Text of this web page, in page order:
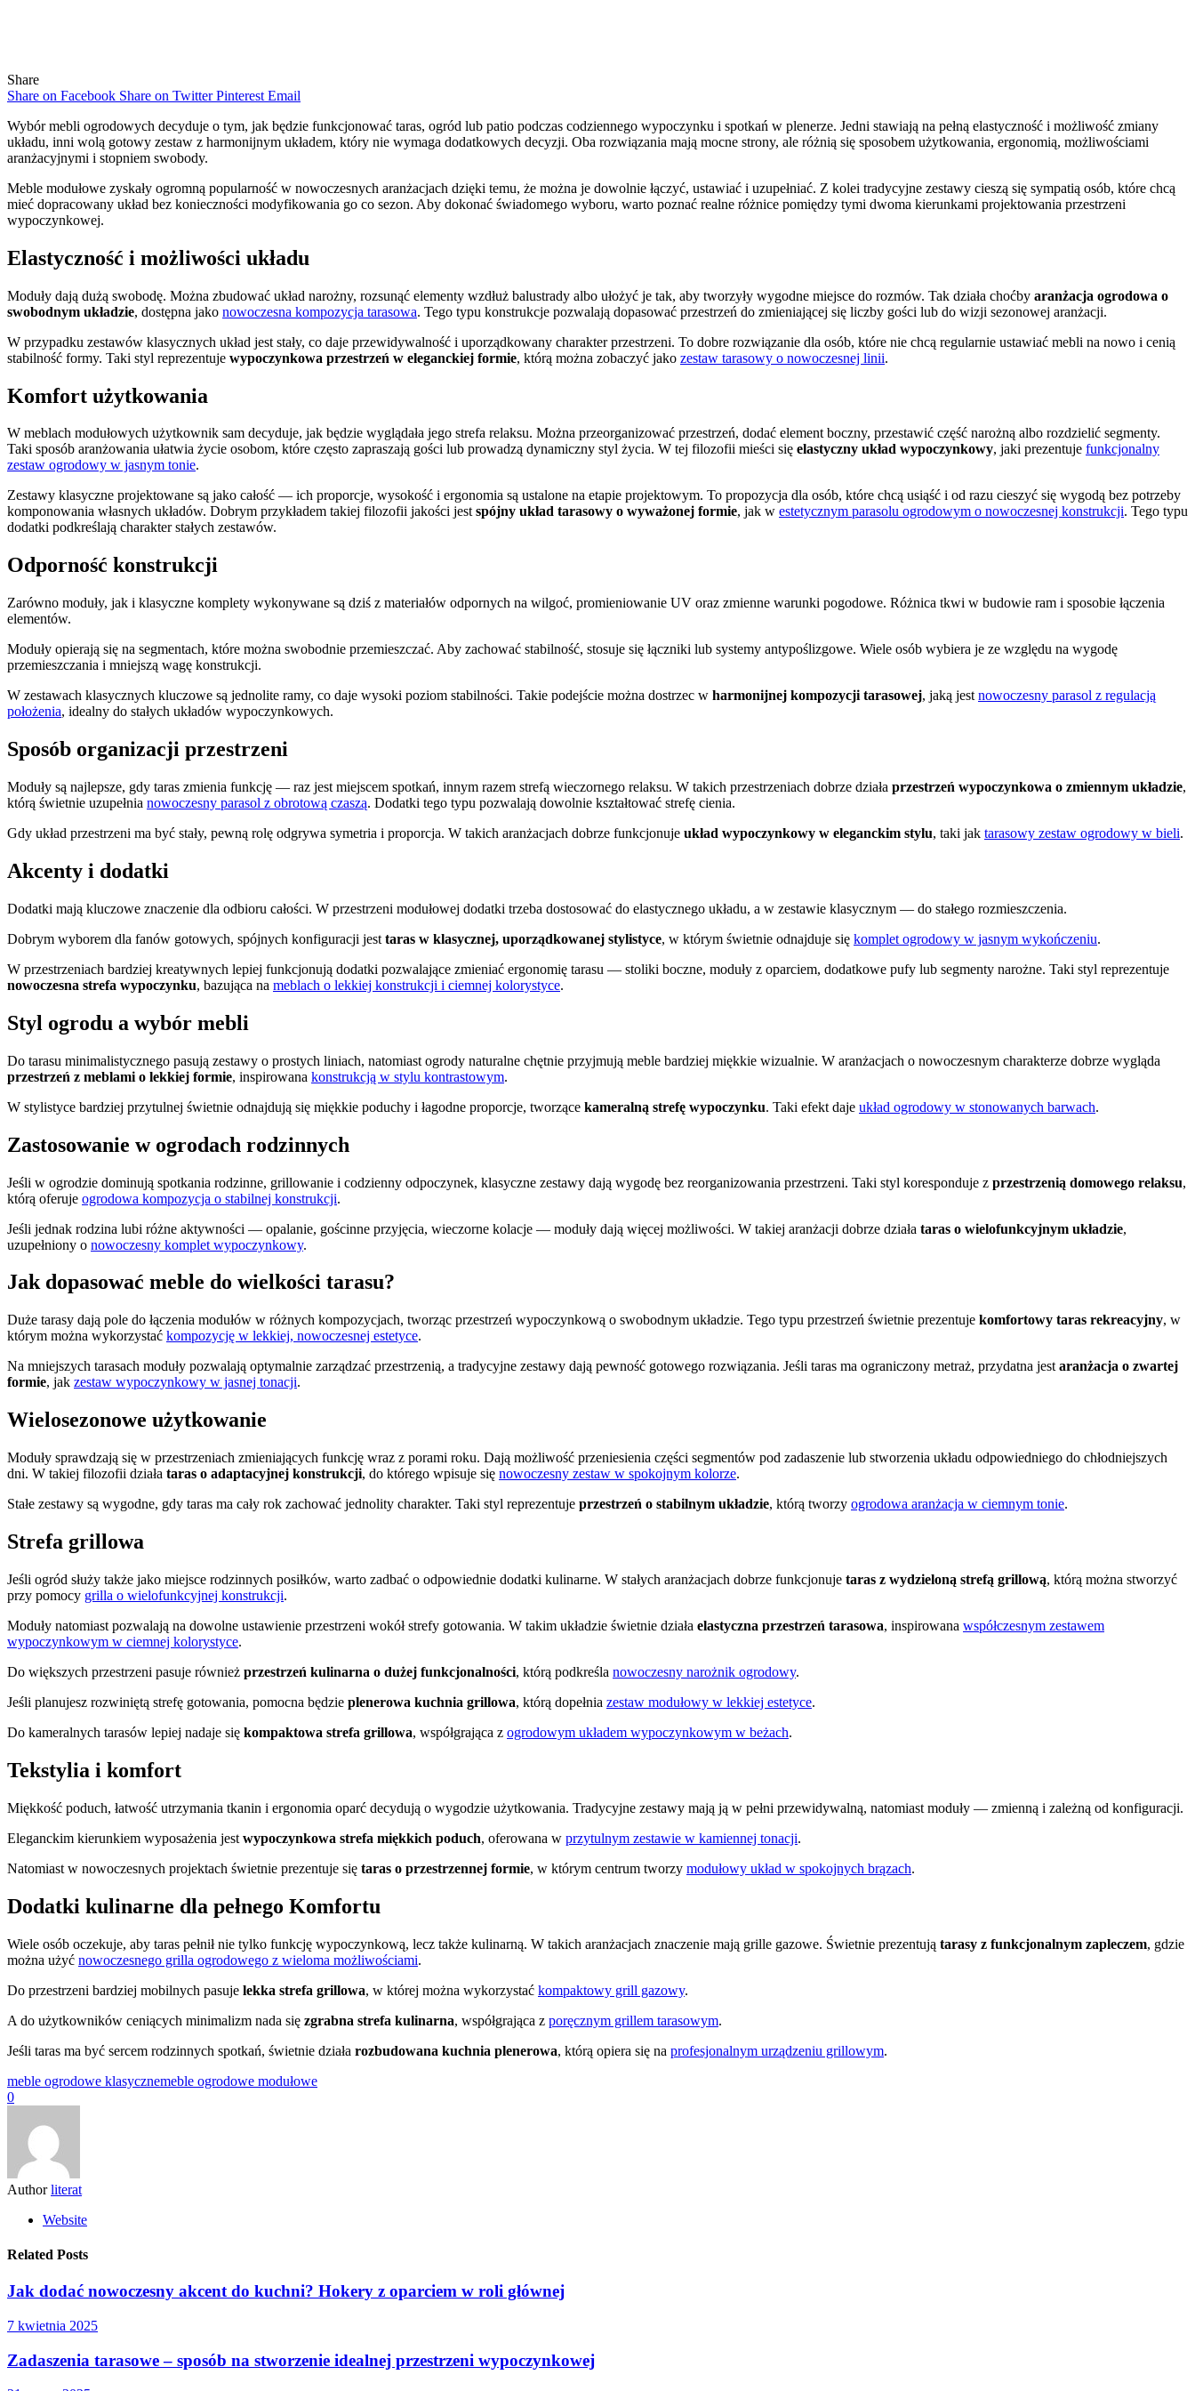
Share
Share on Facebook Share on Twitter Pinterest Email
Wybór mebli ogrodowych decyduje o tym, jak będzie funkcjonować taras, ogród lub patio podczas codziennego wypoczynku i spotkań w plenerze. Jedni stawiają na pełną elastyczność i możliwość zmiany
układu, inni wolą gotowy zestaw z harmonijnym układem, który nie wymaga dodatkowych decyzji. Oba rozwiązania mają mocne strony, ale różnią się sposobem użytkowania, ergonomią, możliwościami
aranżacyjnymi i stopniem swobody.
Meble modułowe zyskały ogromną popularność w nowoczesnych aranżacjach dzięki temu, że można je dowolnie łączyć, ustawiać i uzupełniać. Z kolei tradycyjne zestawy cieszą się sympatią osób, które chcą
mieć dopracowany układ bez konieczności modyfikowania go co sezon. Aby dokonać świadomego wyboru, warto poznać realne różnice pomiędzy tymi dwoma kierunkami projektowania przestrzeni
wypoczynkowej.
Elastyczność i możliwości układu
Moduły dają dużą swobodę. Można zbudować układ narożny, rozsunąć elementy wzdłuż balustrady albo ułożyć je tak, aby tworzyły wygodne miejsce do rozmów. Tak działa choćby aranżacja ogrodowa o
swobodnym układzie, dostępna jako nowoczesna kompozycja tarasowa. Tego typu konstrukcje pozwalają dopasować przestrzeń do zmieniającej się liczby gości lub do wizji sezonowej aranżacji.
W przypadku zestawów klasycznych układ jest stały, co daje przewidywalność i uporządkowany charakter przestrzeni. To dobre rozwiązanie dla osób, które nie chcą regularnie ustawiać mebli na nowo i cenią
stabilność formy. Taki styl reprezentuje wypoczynkowa przestrzeń w eleganckiej formie, którą można zobaczyć jako zestaw tarasowy o nowoczesnej linii.
Komfort użytkowania
W meblach modułowych użytkownik sam decyduje, jak będzie wyglądała jego strefa relaksu. Można przeorganizować przestrzeń, dodać element boczny, przestawić część narożną albo rozdzielić segmenty.
Taki sposób aranżowania ułatwia życie osobom, które często zapraszają gości lub prowadzą dynamiczny styl życia. W tej filozofii mieści się elastyczny układ wypoczynkowy, jaki prezentuje funkcjonalny
zestaw ogrodowy w jasnym tonie.
Zestawy klasyczne projektowane są jako całość — ich proporcje, wysokość i ergonomia są ustalone na etapie projektowym. To propozycja dla osób, które chcą usiąść i od razu cieszyć się wygodą bez potrzeby
komponowania własnych układów. Dobrym przykładem takiej filozofii jakości jestspójny układ tarasowy o wyważonej formie, jak w estetycznym parasolu ogrodowym o nowoczesnej konstrukcji. Tego typu
dodatki podkreślają charakter stałych zestawów.
Odporność konstrukcji
Zarówno moduły, jak i klasyczne komplety wykonywane są dziś z materiałów odpornych na wilgoć, promieniowanie UV oraz zmienne warunki pogodowe. Różnica tkwi w budowie ram i sposobie łączenia
elementów.
Moduły opierają się na segmentach, które można swobodnie przemieszczać. Aby zachować stabilność, stosuje się łączniki lub systemy antypoślizgowe. Wiele osób wybiera je ze względu na wygodę
przemieszczania i mniejszą wagę konstrukcji.
W zestawach klasycznych kluczowe są jednolite ramy, co daje wysoki poziom stabilności. Takie podejście można dostrzec w harmonijnej kompozycji tarasowej, jaką jest nowoczesny parasol z regulacją
położenia, idealny do stałych układów wypoczynkowych.
Sposób organizacji przestrzeni
Moduły są najlepsze, gdy taras zmienia funkcję — raz jest miejscem spotkań, innym razem strefą wieczornego relaksu. W takich przestrzeniach dobrze działa przestrzeń wypoczynkowa o zmiennym układzie,
którą świetnie uzupełnia nowoczesny parasol z obrotową czaszą. Dodatki tego typu pozwalają dowolnie kształtować strefę cienia.
Gdy układ przestrzeni ma być stały, pewną rolę odgrywa symetria i proporcja. W takich aranżacjach dobrze funkcjonuje układ wypoczynkowy w eleganckim stylu, taki jak tarasowy zestaw ogrodowy w bieli.
Akcenty i dodatki
Dodatki mają kluczowe znaczenie dla odbioru całości. W przestrzeni modułowej dodatki trzeba dostosować do elastycznego układu, a w zestawie klasycznym — do stałego rozmieszczenia.
Dobrym wyborem dla fanów gotowych, spójnych konfiguracji jest taras w klasycznej, uporządkowanej stylistyce, w którym świetnie odnajduje się komplet ogrodowy w jasnym wykończeniu.
W przestrzeniach bardziej kreatywnych lepiej funkcjonują dodatki pozwalające zmieniać ergonomię tarasu — stoliki boczne, moduły z oparciem, dodatkowe pufy lub segmenty narożne. Taki styl reprezentuje
nowoczesna strefa wypoczynku, bazująca na meblach o lekkiej konstrukcji i ciemnej kolorystyce.
Styl ogrodu a wybór mebli
Do tarasu minimalistycznego pasują zestawy o prostych liniach, natomiast ogrody naturalne chętnie przyjmują meble bardziej miękkie wizualnie. W aranżacjach o nowoczesnym charakterze dobrze wygląda
przestrzeń z meblami o lekkiej formie, inspirowana konstrukcją w stylu kontrastowym.
W stylistyce bardziej przytulnej świetnie odnajdują się miękkie poduchy i łagodne proporcje, tworzące kameralną strefę wypoczynku. Taki efekt daje układ ogrodowy w stonowanych barwach.
Zastosowanie w ogrodach rodzinnych
Jeśli w ogrodzie dominują spotkania rodzinne, grillowanie i codzienny odpoczynek, klasyczne zestawy dają wygodę bez reorganizowania przestrzeni. Taki styl koresponduje z przestrzenią domowego relaksu,
którą oferuje ogrodowa kompozycja o stabilnej konstrukcji.
Jeśli jednak rodzina lubi różne aktywności — opalanie, gościnne przyjęcia, wieczorne kolacje — moduły dają więcej możliwości. W takiej aranżacji dobrze działa taras o wielofunkcyjnym układzie,
uzupełniony o nowoczesny komplet wypoczynkowy.
Jak dopasować meble do wielkości tarasu?
Duże tarasy dają pole do łączenia modułów w różnych kompozycjach, tworząc przestrzeń wypoczynkową o swobodnym układzie. Tego typu przestrzeń świetnie prezentuje komfortowy taras rekreacyjny, w
którym można wykorzystać kompozycję w lekkiej, nowoczesnej estetyce.
Na mniejszych tarasach moduły pozwalają optymalnie zarządzać przestrzenią, a tradycyjne zestawy dają pewność gotowego rozwiązania. Jeśli taras ma ograniczony metraż, przydatna jest aranżacja o zwartej
formie, jak zestaw wypoczynkowy w jasnej tonacji.
Wielosezonowe użytkowanie
Moduły sprawdzają się w przestrzeniach zmieniających funkcję wraz z porami roku. Dają możliwość przeniesienia części segmentów pod zadaszenie lub stworzenia układu odpowiedniego do chłodniejszych
dni. W takiej filozofii działa taras o adaptacyjnej konstrukcji, do którego wpisuje się nowoczesny zestaw w spokojnym kolorze.
Stałe zestawy są wygodne, gdy taras ma cały rok zachować jednolity charakter. Taki styl reprezentuje przestrzeń o stabilnym układzie, którą tworzy ogrodowa aranżacja w ciemnym tonie.
Strefa grillowa
Jeśli ogród służy także jako miejsce rodzinnych posiłków, warto zadbać o odpowiednie dodatki kulinarne. W stałych aranżacjach dobrze funkcjonuje taras z wydzieloną strefą grillową, którą można stworzyć
przy pomocy grilla o wielofunkcyjnej konstrukcji.
Moduły natomiast pozwalają na dowolne ustawienie przestrzeni wokół strefy gotowania. W takim układzie świetnie działa elastyczna przestrzeń tarasowa, inspirowana współczesnym zestawem
wypoczynkowym w ciemnej kolorystyce.
Do większych przestrzeni pasuje również przestrzeń kulinarna o dużej funkcjonalności, którą podkreśla nowoczesny narożnik ogrodowy.
Jeśli planujesz rozwiniętą strefę gotowania, pomocna będzie plenerowa kuchnia grillowa, którą dopełnia zestaw modułowy w lekkiej estetyce.
Do kameralnych tarasów lepiej nadaje się kompaktowa strefa grillowa, współgrająca z ogrodowym układem wypoczynkowym w beżach.
Tekstylia i komfort
Miękkość poduch, łatwość utrzymania tkanin i ergonomia oparć decydują o wygodzie użytkowania. Tradycyjne zestawy mają ją w pełni przewidywalną, natomiast moduły — zmienną i zależną od konfiguracji.
Eleganckim kierunkiem wyposażenia jest wypoczynkowa strefa miękkich poduch, oferowana w przytulnym zestawie w kamiennej tonacji.
Natomiast w nowoczesnych projektach świetnie prezentuje się taras o przestrzennej formie, w którym centrum tworzy modułowy układ w spokojnych brązach.
Dodatki kulinarne dla pełnego Komfortu
Wiele osób oczekuje, aby taras pełnił nie tylko funkcję wypoczynkową, lecz także kulinarną. W takich aranżacjach znaczenie mają grille gazowe. Świetnie prezentują tarasy z funkcjonalnym zapleczem, gdzie
można użyć nowoczesnego grilla ogrodowego z wieloma możliwościami.
Do przestrzeni bardziej mobilnych pasuje lekka strefa grillowa, w której można wykorzystać kompaktowy grill gazowy.
A do użytkowników ceniących minimalizm nada się zgrabna strefa kulinarna, współgrająca z poręcznym grillem tarasowym.
Jeśli taras ma być sercem rodzinnych spotkań, świetnie działa rozbudowana kuchnia plenerowa, którą opiera się na profesjonalnym urządzeniu grillowym.
meble ogrodowe klasycznemeble ogrodowe modułowe
0
Author literat
Website
Related Posts
Jak dodać nowoczesny akcent do kuchni? Hokery z oparciem w roli głównej
7 kwietnia 2025
Zadaszenia tarasowe – sposób na stworzenie idealnej przestrzeni wypoczynkowej